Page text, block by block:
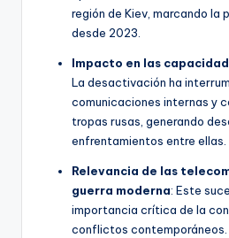
región de Kiev, marcando la
desde 2023.
Impacto en las
La desactivación ha
comunicaciones internas y
tropas rusas, generando
enfrentamientos entre ellas.
Relevancia de las
guerra moderna: Este
importancia crítica de la
conflictos contemporáneos.